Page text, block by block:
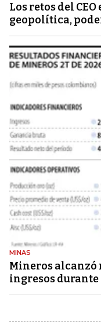
Los retos del
geopolítica,
MINAS
Mineros alcanzó
ingresos